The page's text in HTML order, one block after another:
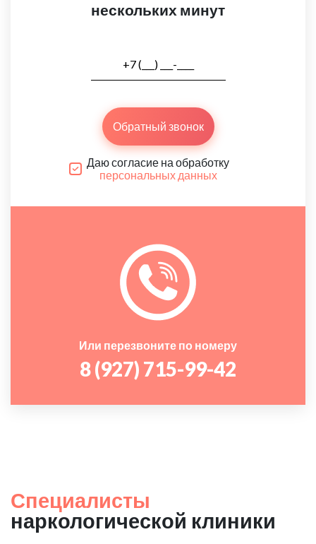
нескольких минут
Обратный звонок
Даю согласие на обработку
персональных данных
Или перезвоните по номеру
8 (927) 715-99-42
Специалисты
наркологической клиники